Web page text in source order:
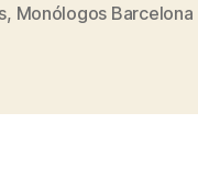
, Monólogos Barcelona